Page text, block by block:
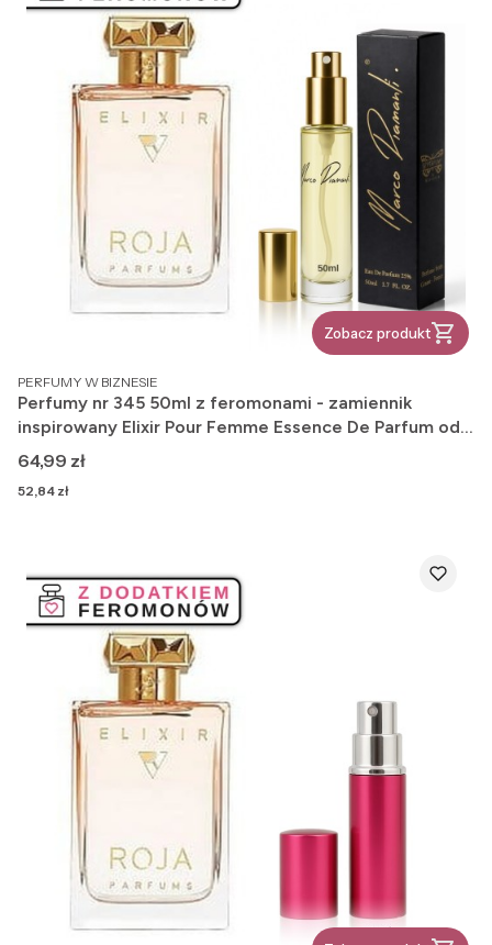
Zobacz produkt
PRODUCENT
PERFUMY W BIZNESIE
Perfumy nr 345 50ml z feromonami - zamiennik
inspirowany Elixir Pour Femme Essence De Parfum od
Roja Dove
Cena
64,99 zł
Cena
52,84 zł